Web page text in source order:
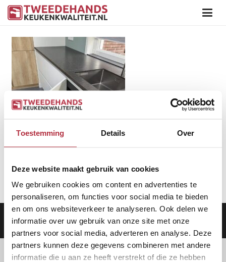
Toestemming Details Over
Deze website maakt gebruik van cookies
We gebruiken cookies om content en advertenties te
personaliseren, om functies voor social media te bieden
en om ons websiteverkeer te analyseren. Ook delen we
informatie over uw gebruik van onze site met onze
partners voor social media, adverteren en analyse. Deze
partners kunnen deze gegevens combineren met andere
informatie die u aan ze heeft verstrekt of die ze hebben
Aanbod| Keukens |Levering|Garantie|Privacy Beleid